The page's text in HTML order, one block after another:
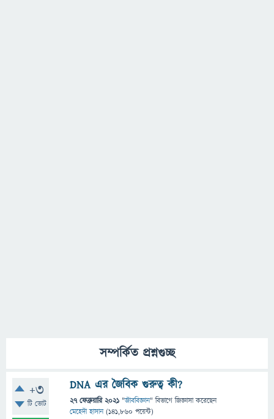
সম্পর্কিত প্রশ্নগুচ্ছ
+3
টি ভোট
DNA এর জৈবিক গুরুত্ব কী?
27 ফেব্রুয়ারি 2021 "জীববিজ্ঞান" বিভাগে জিজ্ঞাসাকরেছেন
মেহেদী হাসান (141,860 পয়েন্ট)